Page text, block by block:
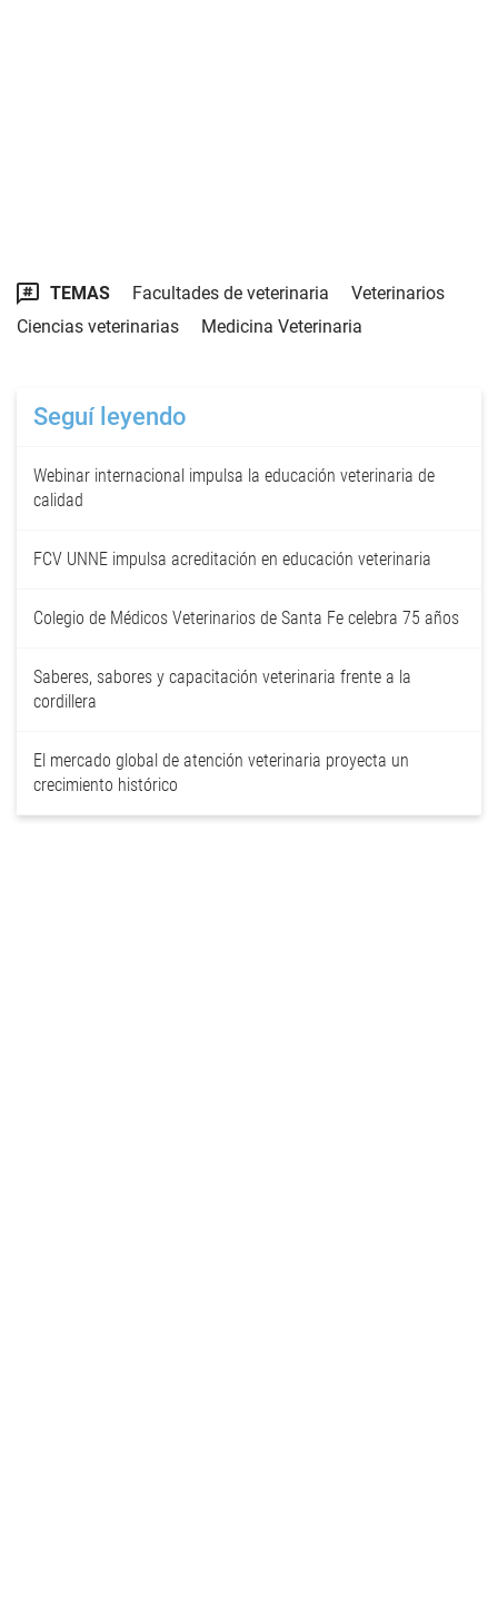
TEMAS Facultades de veterinaria
Veterinarios
Ciencias veterinarias
Medicina Veterinaria
Seguí leyendo
Webinar internacional impulsa la educación veterinaria de
calidad
FCV UNNE impulsa acreditación en educación veterinaria
Colegio de Médicos Veterinarios de Santa Fe celebra 75 años
Saberes, sabores y capacitación veterinaria frente a la
cordillera
El mercado global de atención veterinaria proyecta un
crecimiento histórico